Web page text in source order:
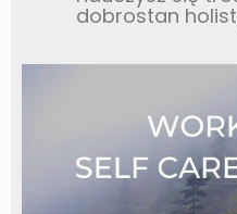
dobrostan